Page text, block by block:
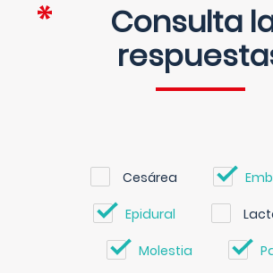
Consulta
Cesárea
Epidural
Molestia